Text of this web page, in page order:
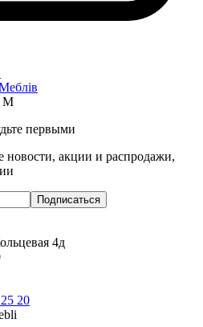
М
первыми
акции и распродажи,
Подписаться
4д
20